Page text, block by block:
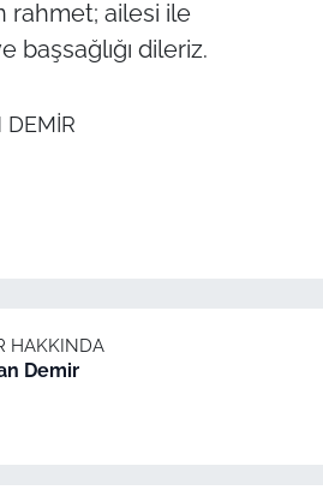
rahmet; ailesi ile
başsağlığı dileriz.
DEMİR
HAKKINDA
Demir